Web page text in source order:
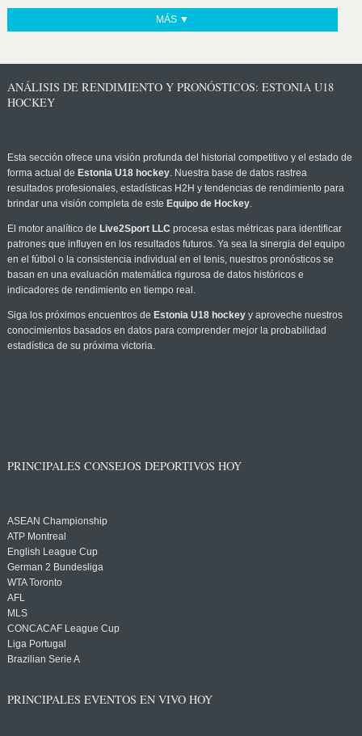
MÁS ▼
ANÁLISIS DE RENDIMIENTO Y PRONÓSTICOS: ESTONIA U18
HOCKEY
Esta sección ofrece una visión profunda del historial competitivo y el estado de
forma actual de Estonia U18 hockey. Nuestra base de datos rastrea
resultados profesionales, estadísticas H2H y tendencias de rendimiento para
brindar una visión completa de este Equipo de Hockey.
El motor analítico de Live2Sport LLC procesa estas métricas para identificar
patrones que influyen en los resultados futuros. Ya sea la sinergia del equipo
en el fútbol o la consistencia individual en el tenis, nuestros pronósticos se
basan en una evaluación matemática rigurosa de datos históricos e
indicadores de rendimiento en tiempo real.
Siga los próximos encuentros de Estonia U18 hockeyy aproveche nuestros
conocimientos basados en datos para comprender mejor la probabilidad
estadística de su próxima victoria.
PRINCIPALES CONSEJOS DEPORTIVOS HOY
ASEAN Championship
ATP Montreal
English League Cup
German 2 Bundesliga
WTA Toronto
AFL
MLS
CONCACAF League Cup
Liga Portugal
Brazilian Serie A
PRINCIPALES EVENTOS EN VIVO HOY